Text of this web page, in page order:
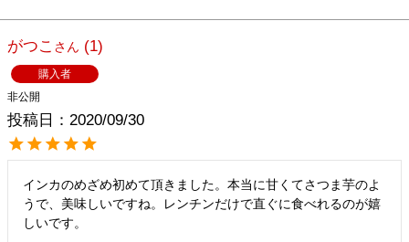
がつこ 1
購入者
非公開
投稿日 2020/09/30
インカのめざめ初めて頂きました。本当に甘くてさつま芋のよ
うで、美味しいですね。レンチンだけで直ぐに食べれるのが嬉
しいです。